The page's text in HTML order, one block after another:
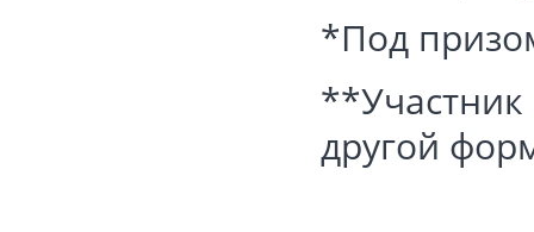
*Под
**Участник
другой